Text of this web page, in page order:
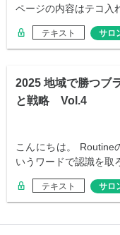
ページの内容はテコ入
テキスト サロ
2025 地域で勝つブ
と戦略 Vol.4
こんにちは。 Routine
いうワードで認識を取
テキスト サロ